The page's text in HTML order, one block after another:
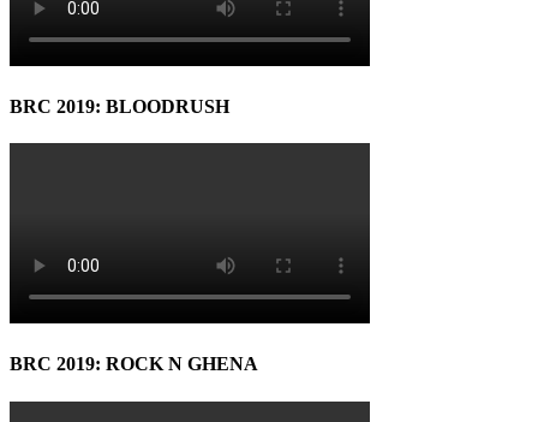
BRC 2019: BLOODRUSH
BRC 2019: ROCK N GHENA